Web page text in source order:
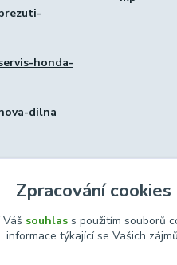
honda-
dilna
Zpracování cookies
souhlass použitím souborů
informace týkající se Vašich